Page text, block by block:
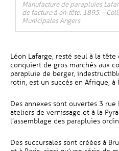
Manufacture de parapluies
de facture à en-tête. 1895. -
Municipales Angers
Léon Lafarge, resté seul à la tête
conquiert de gros marchés aux
parapluie de berger,
rotin, est un succès en Afrique, à
Des annexes sont ouvertes 3
ateliers de vernissage et à la
l’assemblage des parapluies
Des succursales sont créées à